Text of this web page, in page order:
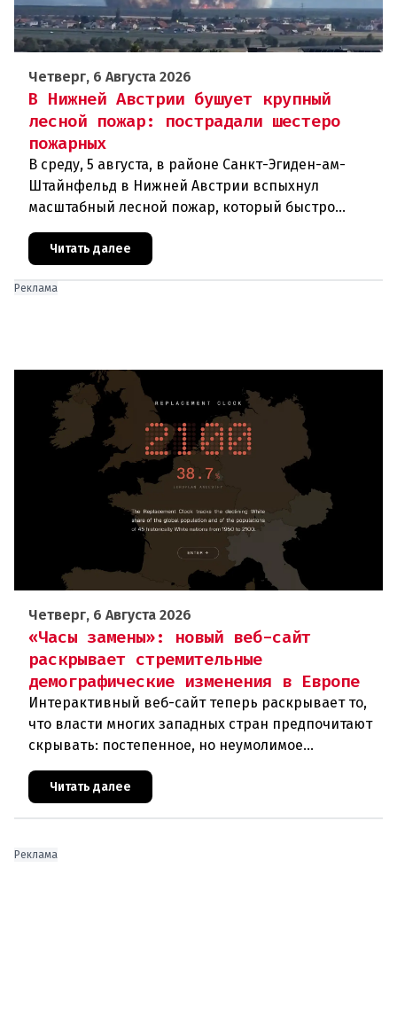
Четверг, 6 Августа 2026
В Нижней Австрии бушует крупный
лесной пожар: пострадали шестеро
пожарных
В среду, 5 августа, в районе Санкт-Эгиден-ам-
Штайнфельд в Нижней Австрии вспыхнул
масштабный лесной пожар, который быстро
В ходе тушения пострадали шесте
Читать далее
Реклама
Четверг, 6 Августа 2026
«Часы замены»: новый веб-сайт
раскрывает стремительные
демографические изменения в Европе
Интерактивный веб-сайт теперь раскрывает то,
что власти многих западных стран предпочитают
скрывать: постепенное, но неумолимое
сокращение численности населения
европейского происхождения. «Часы замен
Читать далее
Реклама